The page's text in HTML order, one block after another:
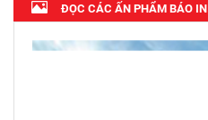
ĐỌC CÁC ẤN PHẨM BÁO IN